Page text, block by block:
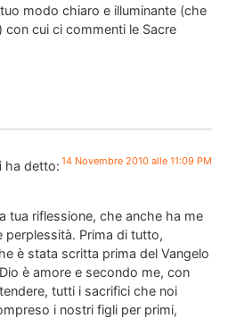
modo chiaro e illuminante (che
cui ci commenti le Sacre
ha detto: 14 Novembre 2010 alle 11:09 PM
tua riflessione, che anche ha me
Prima di tutto,
è stata scritta prima del Vangelo
è amore e secondo me, con
tutti i sacrifici che noi
i nostri figli per primi,